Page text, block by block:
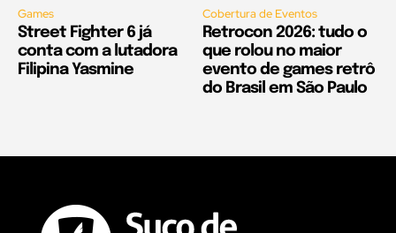
Games
Street Fighter 6 já
conta com a lutadora
Filipina Yasmine
Cobertura de Eventos
Retrocon 2026: tudo o
que rolou no maior
evento de games retrô
do Brasil em São Paulo